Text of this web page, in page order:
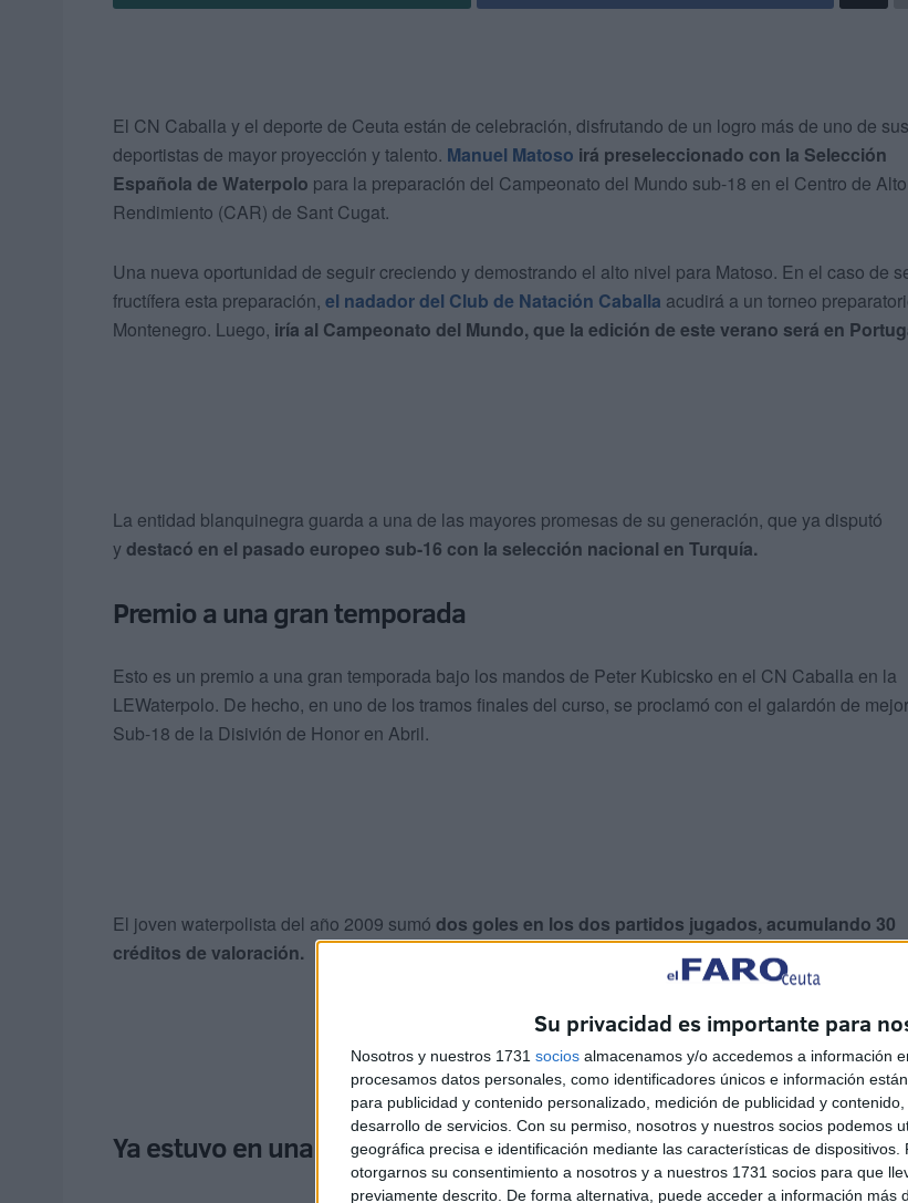
Su privacidad es importante para
Nosotros y nuestros 1731 socios almacenamos y/o accedemos a información
procesamos datos personales, como identificadores únicos e información
para publicidad y contenido personalizado, medición de publicidad y
desarrollo de servicios. Con su permiso, nosotros y nuestros socios podemos
geográfica precisa e identificación mediante las características de dispositivos.
otorgarnos su consentimiento a nosotros y a nuestros 1731 socios para que
previamente descrito. De forma alternativa, puede acceder a información más
El CN Caballa y el deporte de Ceuta están de celebración, disfrutando de un logro más de uno de sus
deportistas de mayor proyección y talento. Manuel Matoso irá preseleccionado con la Selección
Española de Waterpolo para la preparación del Campeonato del Mundo sub-18 en el Centro de Alto
Rendimiento (CAR) de Sant Cugat.
Una nueva oportunidad de seguir creciendo y demostrando el alto nivel para Matoso. En el caso de
fructífera esta preparación, el nadador del Club de Natación Caballa acudirá a un torneo
Montenegro. Luego, iría al Campeonato del Mundo, que la edición de este verano será en
La entidad blanquinegra guarda a una de las mayores promesas de su generación, que ya disputó
ydestacó en el pasado europeo sub-16 con la selección nacional en Turquía.
Premio a una gran temporada
Esto es un premio a una gran temporada bajo los mandos de Peter Kubicsko en el CN Caballa en la
LEWaterpolo. De hecho, en uno de los tramos finales del curso, se proclamó con el galardón de mejor
Sub-18 de la Disivión de Honor en Abril.
El joven waterpolista del año 2009 sumó dos goles en los dos partidos jugados, acumulando 30
créditos de valoración.
Ya estuvo en una tecnificación en mayo